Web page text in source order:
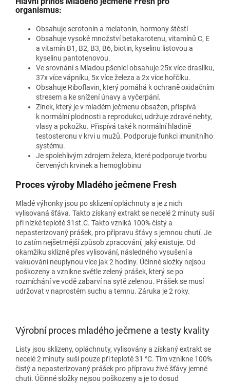
organismus:
Obsahuje serotonin a melatonin, hormony štěstí
Obsahuje vysoké množství betakarotenu, vitamínů C, E
a vitamín B1, B2, B3, B6, biotin, kyselinu listovou a
kyselinu pantotenovou.
Ve srovnání s Mladou pšenicí obsahuje 25x více draslíku,
37x více vápníku, 5x více železa a 2x více hořčíku.
Obsahuje Riboflavin, který pomáhá k ochraně oxidačním
stresem a ke snížení únavy a vyčerpání.
Zinek, který je v mladém ječmenu obsažen, přispívá
k normální plodnosti a reprodukci, udržuje zdravé nehty,
vlasy a pokožku. Přispívá také k normální hladině
testosteronu v krvi u mužů. Podporuje funkci imunitního
systému.
Je spolehlivým zdrojem železa, které podporuje tvorbu
červených krvinek a hemoglobinu
Proces výroby Mladého ječmene Fresh
Mladé výhonky jsou po sklizení opláchnuty a je z nich
vylisovaná šťáva. Takto získaný extrakt se necelé 2 minuty suší
při nízké teplotě 31st.C. Takto vzniká 100% čistý a
nepasterizovaný prášek, pro přípravu šťávy s jemnou chutí. Je
to zatím nejšetrnější způsob zpracování, jaký existuje. Od
okamžiku sklizně přes vylisování, následného vysušení a
vakuování neuplynou více jak 2 hodiny. Účinné složky nejsou
poškozeny a vznikne světle zelený prášek, který se po
rozmíchání ve vodě zabarví na sytě zelenou. Prášek se musí
udržovat v naprostém suchu a temnu. Záruka je 2 roky.
Výrobní proces mladého ječmene a testy kvality
Listy jsou sklizeny, opláchnuty, vylisovány a získaný extrakt se
necelé 2 minuty suší pouze při teplotě 31 °C. Tím vznikne 100%
čistý a nepasterizovaný prášek pro přípravu živé šťávy jemné
chuti. Účinné složky nejsou poškozeny a je to dosud